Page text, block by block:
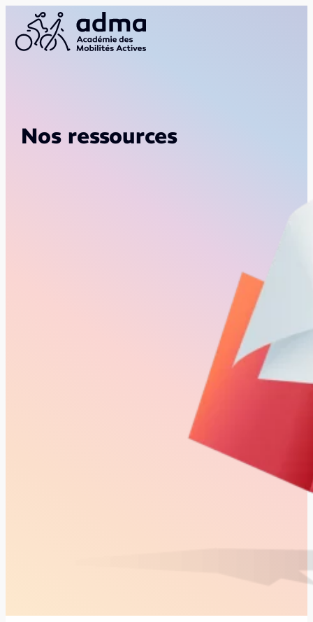
Nos ressources